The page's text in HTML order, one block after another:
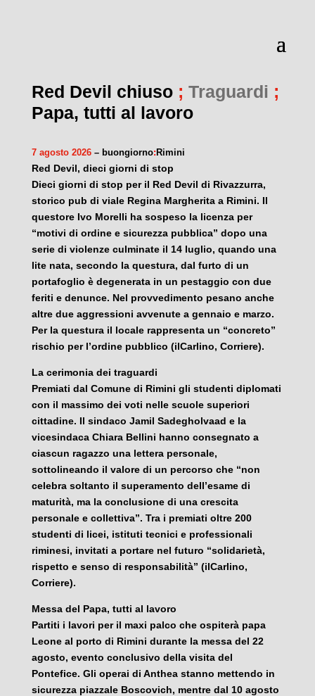
Red Devil chiuso ; Traguardi ;
Papa, tutti al lavoro
7 agosto 2026– buongiorno: Rimini
Red Devil, dieci giorni di stop
Dieci giorni di stop per il Red Devil di Rivazzurra,
storico pub di viale Regina Margherita a Rimini. Il
questore Ivo Morelli ha sospeso la licenza per
“motivi di ordine e sicurezza pubblica” dopo una
serie di violenze culminate il 14 luglio, quando una
lite nata, secondo la questura, dal furto di un
portafoglio è degenerata in un pestaggio con due
feriti e denunce. Nel provvedimento pesano anche
altre due aggressioni avvenute a gennaio e marzo.
Per la questura il locale rappresenta un “concreto”
rischio per l’ordine pubblico (ilCarlino, Corriere).
La cerimonia dei traguardi
Premiati dal Comune di Rimini gli studenti diplomati
con il massimo dei voti nelle scuole superiori
cittadine. Il sindaco Jamil Sadegholvaad e la
vicesindaca Chiara Bellini hanno consegnato a
ciascun ragazzo una lettera personale,
sottolineando il valore di un percorso che “non
celebra soltanto il superamento dell’esame di
maturità, ma la conclusione di una crescita
personale e collettiva”. Tra i premiati oltre 200
studenti di licei, istituti tecnici e professionali
riminesi, invitati a portare nel futuro “solidarietà,
rispetto e senso di responsabilità” (ilCarlino,
Corriere).
Messa del Papa, tutti al lavoro
Partiti i lavori per il maxi palco che ospiterà papa
Leone al porto di Rimini durante la messa del 22
agosto, evento conclusivo della visita del
Pontefice. Gli operai di Anthea stanno mettendo in
sicurezza piazzale Boscovich, mentre dal 10 agosto